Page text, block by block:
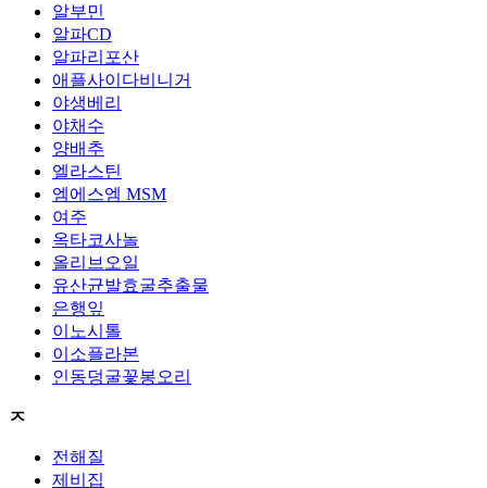
알부민
알파CD
알파리포산
애플사이다비니거
야생베리
야채수
양배추
엘라스틴
엠에스엠 MSM
여주
옥타코사놀
올리브오일
유산균발효굴추출물
은행잎
이노시톨
이소플라본
인동덩굴꽃봉오리
ㅈ
전해질
제비집